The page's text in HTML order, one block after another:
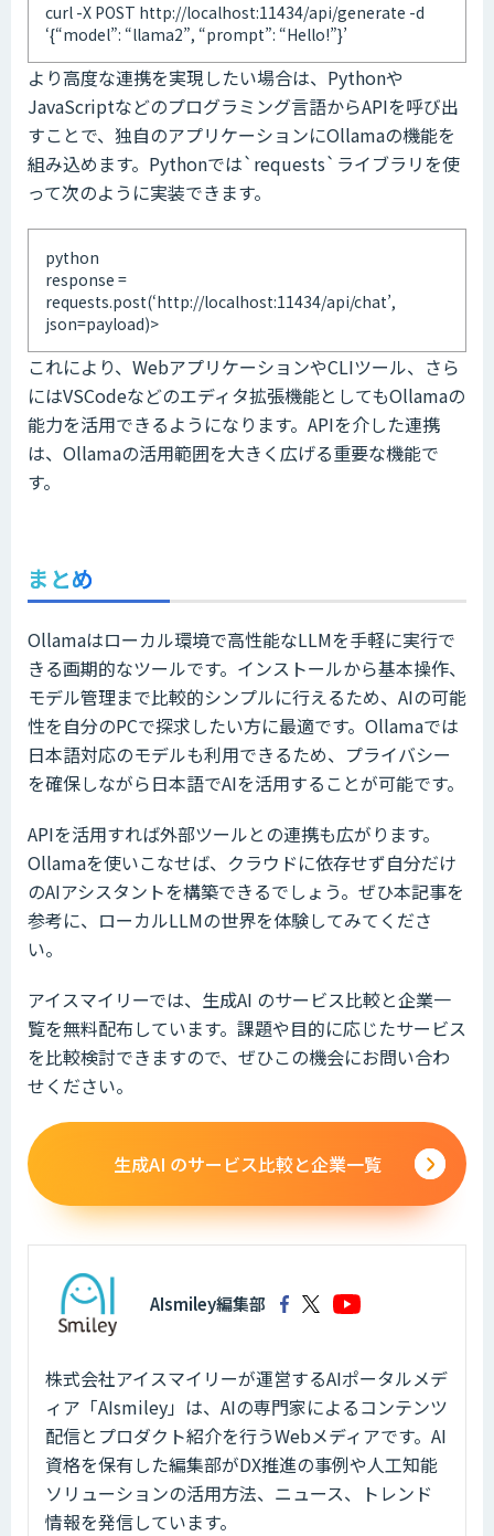
curl -X POST http://localhost:11434/api/generate -d
‘{“model”: “llama2”, “prompt”: “Hello!”}’
より高度な連携を実現したい場合は、Pythonや
JavaScriptなどのプログラミング言語からAPIを呼び出
すことで、独自のアプリケーションにOllamaの機能を
組み込めます。Pythonでは`requests`ライブラリを使
って次のように実装できます。
python
response =
requests.post(‘http://localhost:11434/api/chat’,
json=payload)>
これにより、WebアプリケーションやCLIツール、さら
にはVSCodeなどのエディタ拡張機能としてもOllamaの
能力を活用できるようになります。APIを介した連携
は、Ollamaの活用範囲を大きく広げる重要な機能で
す。
まとめ
Ollamaはローカル環境で高性能なLLMを手軽に実行で
きる画期的なツールです。インストールから基本操作、
モデル管理まで比較的シンプルに行えるため、AIの可能
性を自分のPCで探求したい方に最適です。Ollamaでは
日本語対応のモデルも利用できるため、プライバシー
を確保しながら日本語でAIを活用することが可能です。
APIを活用すれば外部ツールとの連携も広がります。
Ollamaを使いこなせば、クラウドに依存せず自分だけ
のAIアシスタントを構築できるでしょう。ぜひ本記事を
参考に、ローカルLLMの世界を体験してみてくださ
い。
アイスマイリーでは、生成AI のサービス比較と企業一
覧を無料配布しています。課題や目的に応じたサービス
を比較検討できますので、ぜひこの機会にお問い合わ
せください。
生成AI のサービス比較と企業一覧
AIsmiley編集部
株式会社アイスマイリーが運営するAIポータルメデ
ィア「AIsmiley」は、AIの専門家によるコンテンツ
配信とプロダクト紹介を行うWebメディアです。AI
資格を保有した編集部がDX推進の事例や人工知能
ソリューションの活用方法、ニュース、トレンド
情報を発信しています。